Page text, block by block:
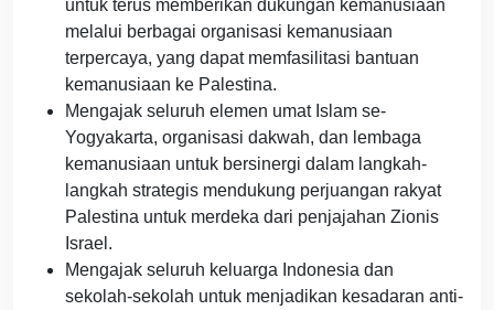
untuk terus memberikan dukungan kemanusiaan
melalui berbagai organisasi kemanusiaan
terpercaya, yang dapat memfasilitasi bantuan
kemanusiaan ke Palestina.
Mengajak seluruh elemen umat Islam se-
Yogyakarta, organisasi dakwah, dan lembaga
kemanusiaan untuk bersinergi dalam langkah-
langkah strategis mendukung perjuangan rakyat
Palestina untuk merdeka dari penjajahan Zionis
Israel.
Mengajak seluruh keluarga Indonesia dan
sekolah-sekolah untuk menjadikan kesadaran anti-